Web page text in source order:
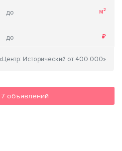
7 объявлений